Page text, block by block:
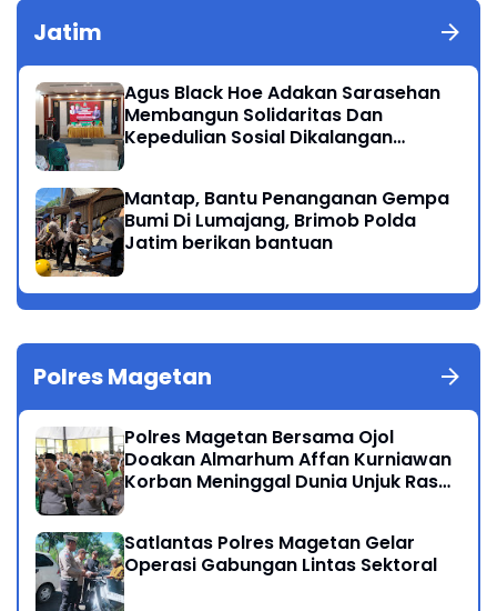
Jatim
Agus Black Hoe Adakan Sarasehan
Membangun Solidaritas Dan
Kepedulian Sosial Dikalangan
Mantap, Bantu Penanganan Gempa
Bumi Di Lumajang, Brimob Polda
Jatim berikan bantuan
Polres Magetan
Polres Magetan Bersama Ojol
Doakan Almarhum Affan Kurniawan
Korban Meninggal Dunia Unjuk Rasa
Satlantas Polres Magetan Gelar
Operasi Gabungan Lintas Sektoral